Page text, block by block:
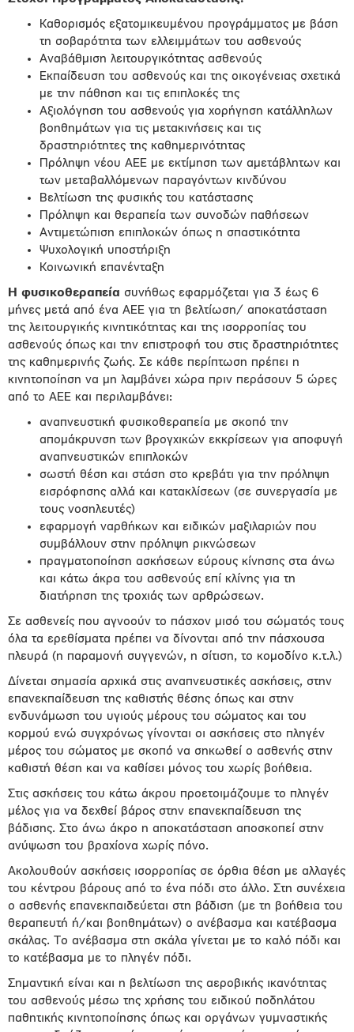
Καθορισμός εξατομικευμένου προγράμματος με βάση
τη σοβαρότητα των ελλειμμάτων του ασθενούς
Αναβάθμιση λειτουργικότητας ασθενούς
Εκπαίδευση του ασθενούς και της οικογένειας σχετικά
με την πάθηση και τις επιπλοκές της
Αξιολόγηση του ασθενούς για χορήγηση κατάλληλων
βοηθημάτων για τις μετακινήσεις και τις
δραστηριότητες της καθημερινότητας
Πρόληψη νέου ΑΕΕ με εκτίμηση των αμετάβλητων και
των μεταβαλλόμενων παραγόντων κινδύνου
Βελτίωση της φυσικής του κατάστασης
Πρόληψη και θεραπεία των συνοδών παθήσεων
Αντιμετώπιση επιπλοκών όπως η σπαστικότητα
Ψυχολογική υποστήριξη
Κοινωνική επανένταξη
Η φυσικοθεραπεία συνήθως εφαρμόζεται για 3 έως 6
μήνες μετά από ένα ΑΕΕ για τη βελτίωση/ αποκατάσταση
της λειτουργικής κινητικότητας και της ισορροπίας του
ασθενούς όπως και την επιστροφή του στις δραστηριότητες
της καθημερινής ζωής. Σε κάθε περίπτωση πρέπει η
κινητοποίηση να μη λαμβάνει χώρα πριν περάσουν 5 ώρες
από το ΑΕΕ και περιλαμβάνει:
αναπνευστική φυσικοθεραπεία με σκοπό την
απομάκρυνση των βρογχικών εκκρίσεων για αποφυγή
αναπνευστικών επιπλοκών
σωστή θέση και στάση στο κρεβάτι για την πρόληψη
εισρόφησης αλλά και κατακλίσεων (σε συνεργασία με
τους νοσηλευτές)
εφαρμογή ναρθήκων και ειδικών μαξιλαριών που
συμβάλλουν στην πρόληψη ρικνώσεων
πραγματοποίηση ασκήσεων εύρους κίνησης στα άνω
και κάτω άκρα του ασθενούς επί κλίνης για τη
διατήρηση της τροχιάς των αρθρώσεων.
Σε ασθενείς που αγνοούν το πάσχον μισό του σώματός τους
όλα τα ερεθίσματα πρέπει να δίνονται από την πάσχουσα
πλευρά (η παραμονή συγγενών, η σίτιση, το κομοδίνο κ.τ.λ.)
Δίνεται σημασία αρχικά στις αναπνευστικές ασκήσεις, στην
επανεκπαίδευση της καθιστής θέσης όπως και στην
ενδυνάμωση του υγιούς μέρους του σώματος και του
κορμού ενώ συγχρόνως γίνονται οι ασκήσεις στο πληγέν
μέρος του σώματος με σκοπό να σηκωθεί ο ασθενής στην
καθιστή θέση και να καθίσει μόνος του χωρίς βοήθεια.
Στις ασκήσεις του κάτω άκρου προετοιμάζουμε το πληγέν
μέλος για να δεχθεί βάρος στην επανεκπαίδευση της
βάδισης. Στο άνω άκρο η αποκατάσταση αποσκοπεί στην
ανύψωση του βραχίονα χωρίς πόνο.
Ακολουθούν ασκήσεις ισορροπίας σε όρθια θέση με αλλαγές
του κέντρου βάρους από το ένα πόδι στο άλλο. Στη συνέχεια
ο ασθενής επανεκπαιδεύεται στη βάδιση (με τη βοήθεια του
θεραπευτή ή/και βοηθημάτων) ο ανέβασμα και κατέβασμα
σκάλας. Το ανέβασμα στη σκάλα γίνεται με το καλό πόδι και
το κατέβασμα με το πληγέν πόδι.
Σημαντική είναι και η βελτίωση της αεροβικής ικανότητας
του ασθενούς μέσω της χρήσης του ειδικού ποδηλάτου
παθητικής κινητοποίησης όπως και οργάνων γυμναστικής